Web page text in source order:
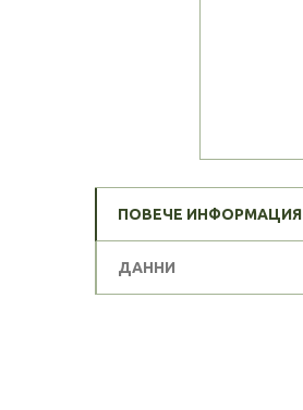
ПОВЕЧЕ ИНФОРМАЦИЯ
ДАННИ